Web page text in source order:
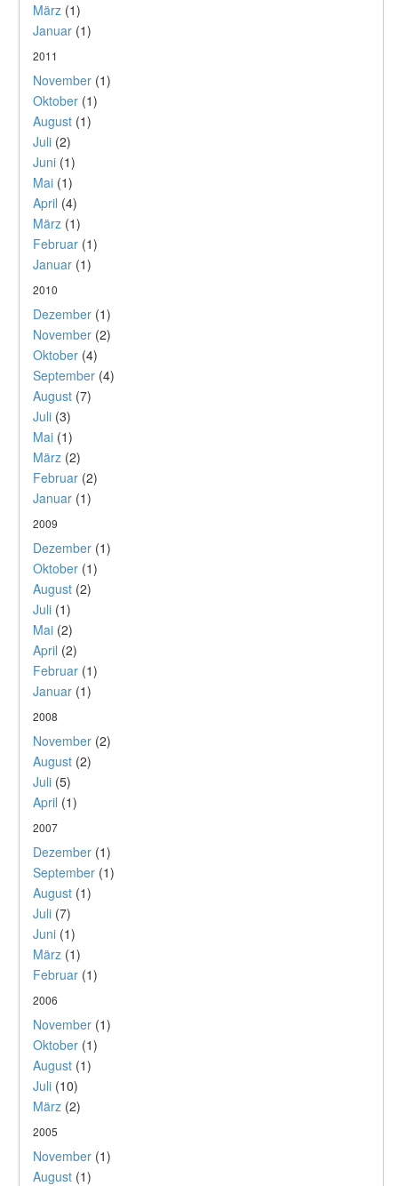
März (1)
Januar (1)
2011
November (1)
Oktober (1)
August (1)
Juli (2)
Juni (1)
Mai (1)
April (4)
März (1)
Februar (1)
Januar (1)
2010
Dezember (1)
November (2)
Oktober (4)
September (4)
August (7)
Juli (3)
Mai (1)
März (2)
Februar (2)
Januar (1)
2009
Dezember (1)
Oktober (1)
August (2)
Juli (1)
Mai (2)
April (2)
Februar (1)
Januar (1)
2008
November (2)
August (2)
Juli (5)
April (1)
2007
Dezember (1)
September (1)
August (1)
Juli (7)
Juni (1)
März (1)
Februar (1)
2006
November (1)
Oktober (1)
August (1)
Juli (10)
März (2)
2005
November (1)
August (1)